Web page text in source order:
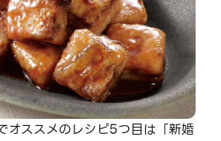
オススメのレシピ5つ目は「新婚